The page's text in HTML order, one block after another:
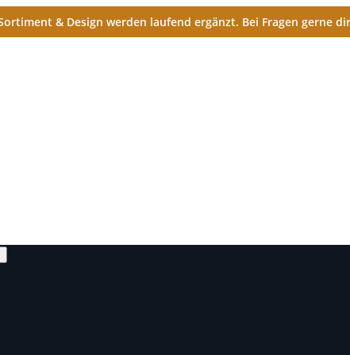
& Design werden laufend ergänzt. Bei Fragen gerne